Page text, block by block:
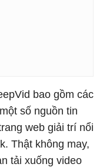
bao gồm các
số nguồn tin
web giải trí nổi
Thật không may,
tải xuống video